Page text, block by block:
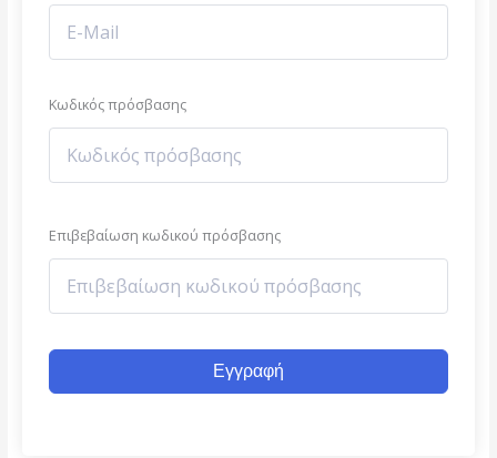
Κωδικός πρόσβασης
Επιβεβαίωση κωδικού πρόσβασης
Εγγραφή